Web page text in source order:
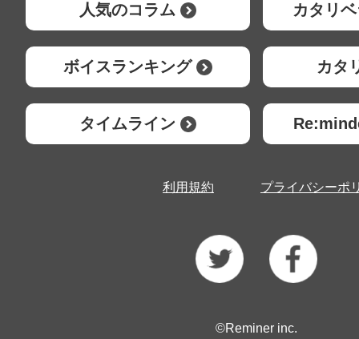
人気のコラム カタリ
ボイスランキング カタ
タイムライン
利用規約 プライバシーポ
©Reminer inc.